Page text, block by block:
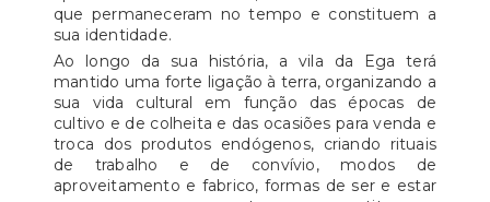
que permaneceram no tempo e constituem a
sua identidade.
Ao longo da sua história, a vila da Ega terá
mantido uma forte ligação à terra, organizando a
sua vida cultural em função das épocas de
cultivo e de colheita e das ocasiões para venda e
troca dos produtos endógenos, criando rituais
de trabalho e de convívio, modos de
aproveitamento e fabrico, formas de ser e estar